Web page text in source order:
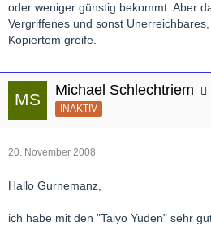
oder weniger günstig bekommt. Aber
Vergriffenes und sonst
Kopiertem greife.
Michael Schlechtriem
INAKTIV
20. November 2008
Hallo Gurnemanz,
ich habe mit den "Taiyo Yuden" sehr